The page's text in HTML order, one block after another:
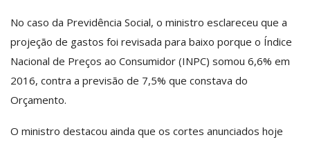
No caso da Previdência Social, o ministro esclareceu que a
projeção de gastos foi revisada para baixo porque o Índice
Nacional de Preços ao Consumidor (INPC) somou 6,6% em
2016, contra a previsão de 7,5% que constava do
Orçamento.
O ministro destacou ainda que os cortes anunciados hoje